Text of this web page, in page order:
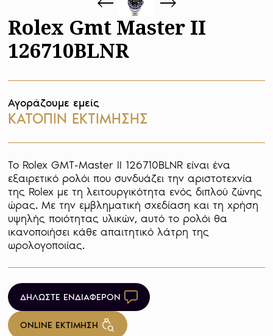
Rolex Gmt Master II
126710BLNR
Αγοράζουμε εμείς
ΚΑΤΟΠΙΝ ΕΚΤΙΜΗΣΗΣ
Το Rolex GMT-Master II 126710BLNR είναι ένα
εξαιρετικό ρολόι που συνδυάζει την αριστοτεχνία
της Rolex με τη λειτουργικότητα ενός διπλού ζώνης
ώρας. Με την εμβληματική σχεδίαση και τη χρήση
υψηλής ποιότητας υλικών, αυτό το ρολόι θα
ικανοποιήσει κάθε απαιτητικό λάτρη της
ωρολογοποιίας.
ΔΗΛΩΣΤΕ ΕΝΔΙΑΦΕΡΟΝ
ONLINE ΕΚΤΙΜΗΣΗ